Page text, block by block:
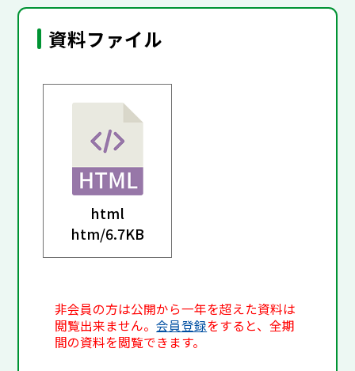
資料ファイル
html
htm/6.7KB
非会員の方は公開から一年を超えた資料は
閲覧出来ません。会員登録をすると、全期
間の資料を閲覧できます。